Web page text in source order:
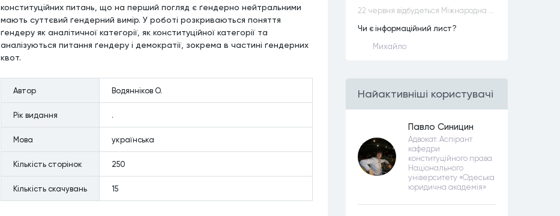
конституційних питань, що на перший погляд є ґендерно нейтральними
мають суттєвий ґендерний вимір. У роботі розкриваються поняття
ґендеру як аналітичної категорії, як конституційної категорії та
аналізуються питання ґендеру і демократії, зокрема в частині ґендерних
квот.
Автор Водянніков О.
Рiк видання .
Мова українська
Кiлькiсть сторiнок 250
Кiлькiсть скачувань 15
22 червня відбудеться Міжнародна науково-практична конференція “Конституційна демократія в умовах загроз територіальній цілісності та національній безпеці”
Чи є інформаційний лист?
Михайло
Найактивнiшi користувачi
Павло Синицин
Адвокат. Аспірант
кафедри
конституційного права
Національного
університету «Одеська
юридична академія»